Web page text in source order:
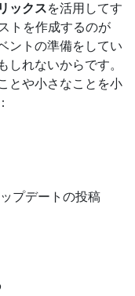
ックスを活用してす
トを作成するのが
ントの準備をしてい
れないからです。
とや小さなことを小
プデートの投稿